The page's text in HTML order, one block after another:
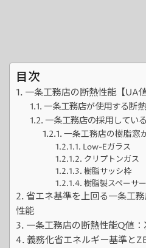
目次
一条工務店の断熱性能【UA値
一条工務店が使用する断
一条工務店の採用してい
一条工務店の樹脂窓
Low-Eガラス
クリプトンガス
樹脂サッシ枠
樹脂製スペーサー
省エネ基準を上回る一条工
性能
一条工務店の断熱性能Q値
義務化省エネルギー基準と